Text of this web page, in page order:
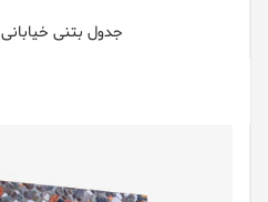
جدول بتنی خیابانی 30x50x10cm